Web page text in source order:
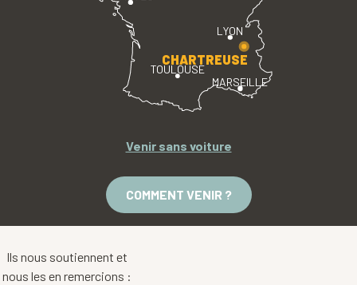
LYON
TOULOUSE
MARSEILLE
CHARTREUSE
Venir sans voiture
COMMENT VENIR ?
Ils nous soutiennent et
nous les en remercions :